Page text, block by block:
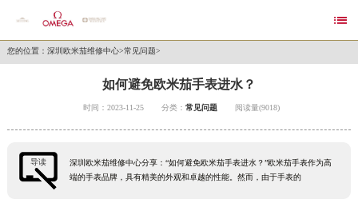

您的位置： 深圳欧米茄维修中心>常见问题>
如何避免欧米茄手表进水？
时间：2023-11-25 分类： 常见问题 阅读量(9018)
导读
深圳欧米茄维修中心分享：“如何避免欧米茄手表进水？”欧米茄手表作为高
端的手表品牌，具有精美的外观和卓越的性能。然而，由于手表的